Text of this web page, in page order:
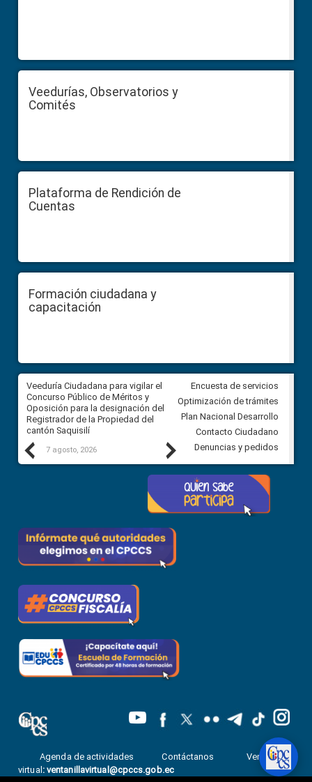
Veedurías, Observatorios y
Comités
Plataforma de Rendición de
Cuentas
Formación ciudadana y
capacitación
Previous
Veeduría Ciudadana para vigilar el
Concurso Público de Méritos y
Oposición para la designación del
Registrador de la Propiedad del
cantón Saquisilí
7 agosto, 2026
Veeduría Ciudadana para
construcción del asfaltado de
Ballenita del cantón Santa
7 agosto, 2026
Next
Encuesta de servicios
Optimización de trámites
Plan Nacional Desarrollo
Contacto Ciudadano
Denuncias y pedidos
Agenda de actividades Contáctanos
Ventanilla
virtual : ventanillavirtual@cpccs.gob.ec